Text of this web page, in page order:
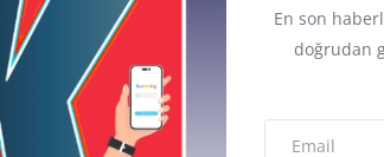
En son
doğrudan
ve barış mücadelesinin simgelerinden biri
Türkiye’de basın özgürlüğü